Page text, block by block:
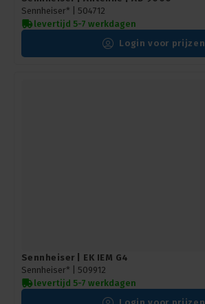
Sennheiser* | 504712
levertijd 5-7 werkdagen
Login voor prijzen
Sennheiser | EK IEM G4
Sennheiser* | 509912
levertijd 5-7 werkdagen